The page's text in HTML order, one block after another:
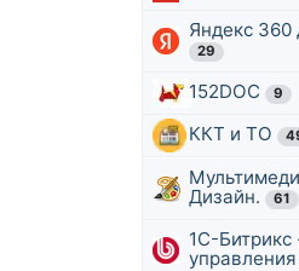
Яндекс 360
29
152DOC 9
ККТ и ТО
Дизайн.
61
1С-